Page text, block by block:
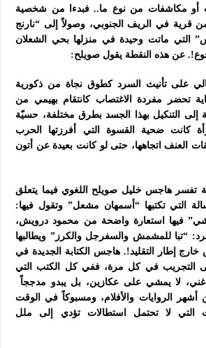
أو مكاشفات من نوع ما.. فبدءا من شخصية
قرية في الريف الجنوبي، وصولاً إلى “نارنج
التي ماتت وحيدة في منزلها بحي الشعلان
عن هذه النقطة يقول صويلح:
على تأنيث السرد كطوق نجاة من ذكورية
تحضر مفردة الاغتصاب كانتقام بهيمي من
إلى التنكيل بهذا الجسد بطرق مختلفة، حسيّة
كانت ضحية القسوة التي أفرزتها الحرب
العنف اتجاهها، حتى لو كانت بعيدة عن أتون
تفسر هاجس خليل صويلح اللغوي فيما يتعلق
التي تكتبها “أسمهان مشعل” وتقول فيها:
فيها استعارة واضحة من محمود درويش،
“تبا للمشمش والسفرجل والكرز” ويطالبها
خارج إطار التقليد!. هاجس الكتابة الجديدة في
التجريب في كل مرة، ففي كل الكتب التي
لا يمشي على عكازين، بل يبدو مدججاً
أشهر الروايات والأفلام، ومسبوكاً في الوقت
التي لا تحتمل استطالات تؤدي إلى ملل